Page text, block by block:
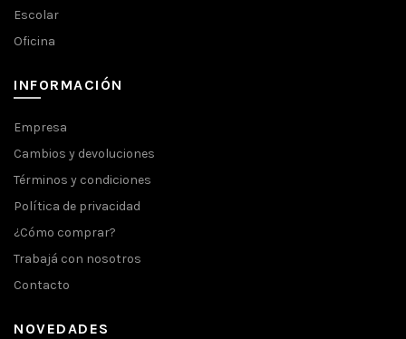
Escolar
Oficina
INFORMACIÓN
Empresa
Cambios y devoluciones
Términos y condiciones
Política de privacidad
¿Cómo comprar?
Trabajá con nosotros
Contacto
NOVEDADES